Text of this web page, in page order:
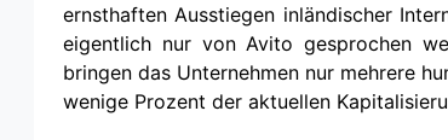
ernsthaften Ausstiegen inländischer
eigentlich nur von Avito gesprochen
bringen das Unternehmen nur mehrere
wenige Prozent der aktuellen